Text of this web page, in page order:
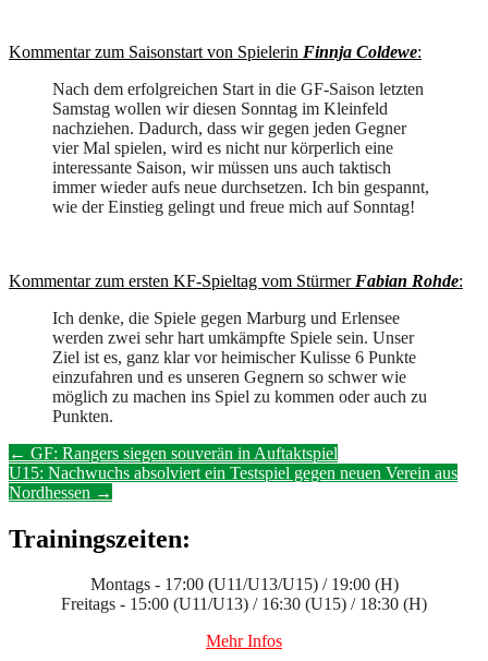
Kommentar zum Saisonstart von Spielerin Finnja Coldewe:
Nach dem erfolgreichen Start in die GF-Saison letzten
Samstag wollen wir diesen Sonntag im Kleinfeld
nachziehen. Dadurch, dass wir gegen jeden Gegner
vier Mal spielen, wird es nicht nur körperlich eine
interessante Saison, wir müssen uns auch taktisch
immer wieder aufs neue durchsetzen. Ich bin gespannt,
wie der Einstieg gelingt und freue mich auf Sonntag!
Kommentar zum ersten KF-Spieltag vom Stürmer Fabian Rohde:
Ich denke, die Spiele gegen Marburg und Erlensee
werden zwei sehr hart umkämpfte Spiele sein. Unser
Ziel ist es, ganz klar vor heimischer Kulisse 6 Punkte
einzufahren und es unseren Gegnern so schwer wie
möglich zu machen ins Spiel zu kommen oder auch zu
Punkten.
Post
navigation
← GF: Rangers siegen souverän in Auftaktspiel
U15: Nachwuchs absolviert ein Testspiel gegen neuen Verein aus
Nordhessen →
Trainingszeiten:
Montags - 17:00 (U11/U13/U15) / 19:00 (H)
Freitags - 15:00 (U11/U13) / 16:30 (U15) / 18:30 (H)
Mehr Infos